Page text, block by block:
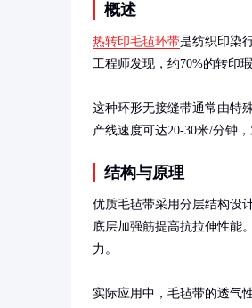
概述
热转印毛毡环带是纺织印染
工程师发现，约70%的转印
这种环形无接缝带通常由特
产线速度可达20-30米/分钟
结构与原理
优质毛毡带采用分层结构设
底层加强筋提高抗拉伸性能
力。
实际应用中，毛毡带的透气